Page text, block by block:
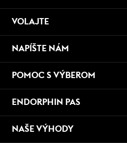
VOLAJTE
NAPÍŠTE NÁM
POMOC S VÝBEROM
ENDORPHIN PAS
NAŠE VÝHODY